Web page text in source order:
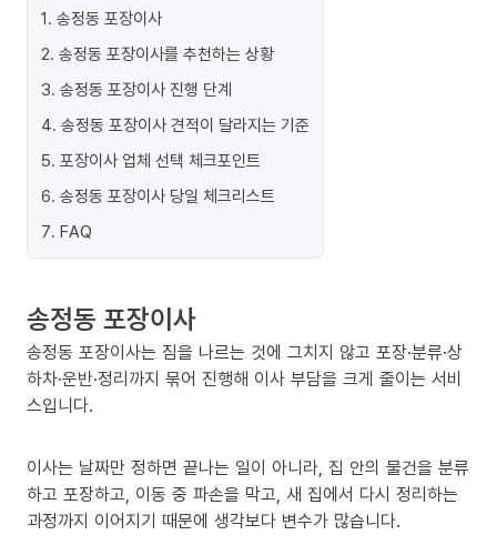
1. 송정동 포장이사
2. 송정동 포장이사를 추천하는 상황
3. 송정동 포장이사 진행 단계
4. 송정동 포장이사 견적이 달라지는 기준
5. 포장이사 업체 선택 체크포인트
6. 송정동 포장이사 당일 체크리스트
7. FAQ
송정동 포장이사
송정동 포장이사는 짐을 나르는 것에 그치지 않고 포장·분류·상
하차·운반·정리까지 묶어 진행해 이사 부담을 크게 줄이는 서비
스입니다.
이사는 날짜만 정하면 끝나는 일이 아니라, 집 안의 물건을 분류
하고 포장하고, 이동 중 파손을 막고, 새 집에서 다시 정리하는
과정까지 이어지기 때문에 생각보다 변수가 많습니다.